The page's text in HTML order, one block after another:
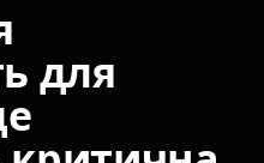
для